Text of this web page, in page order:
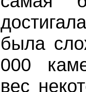
была
000
вес